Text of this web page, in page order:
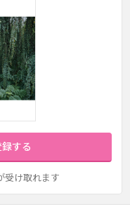
する
受け取れます